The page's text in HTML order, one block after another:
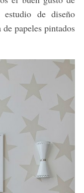
de diseño
papeles pintados